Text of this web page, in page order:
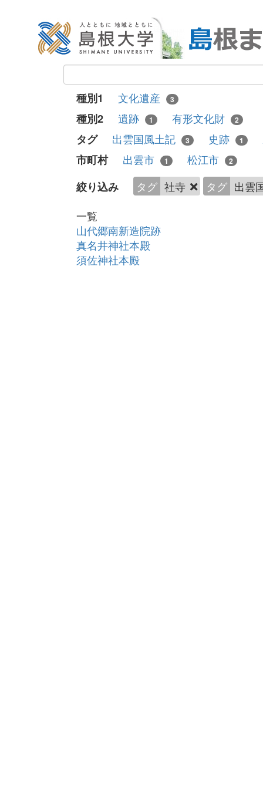
種別1 文化遺産 3
種別2 遺跡 1 有形文化財 2
タグ 出雲国風土記 3 史跡 1
市町村
出雲市 1 松江市 2
絞り込み タグ 社寺 タグ 出雲
一覧
山代郷南新造院跡
真名井神社本殿
須佐神社本殿